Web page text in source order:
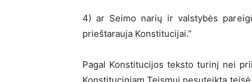
4) ar Seimo narių ir valstybės
prieštarauja Konstitucijai.”
Pagal Konstitucijos teksto turinį nei